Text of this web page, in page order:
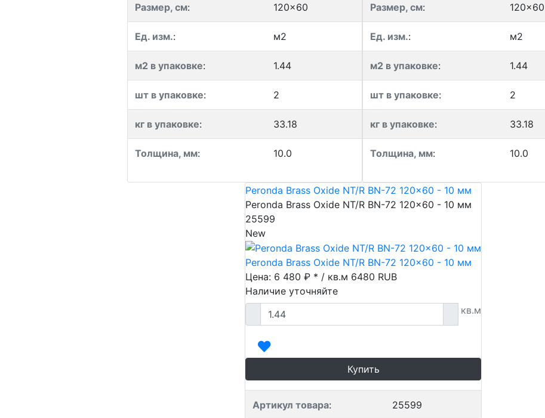
Размер, см: 120x60
Ед. изм.: м2
м2 в упаковке: 1.44
шт в упаковке: 2
кг в упаковке: 33.18
Толщина, мм: 10.0
Размер, см: 120x60
Ед. изм.: м2
м2 в упаковке: 1.44
шт в упаковке: 2
кг в упаковке: 33.18
Толщина, мм: 10.0
Peronda Brass Oxide NT/R BN-72 120x60 - 10 мм
Peronda Brass Oxide NT/R BN-72 120x60 - 10 мм
25599
New
Peronda Brass Oxide NT/R BN-72 120x60 - 10 мм
Цена: 6 480 ₽ * / кв.м 6480 RUB
Наличие уточняйте
кв.м
Купить
Артикул товара: 25599